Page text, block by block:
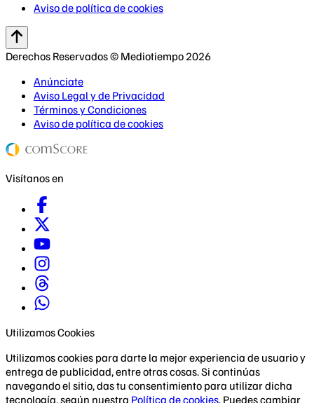
Aviso de política de cookies
Derechos Reservados © Mediotiempo 2026
Anúnciate
Aviso Legal y de Privacidad
Términos y Condiciones
Aviso de política de cookies
Visítanos en
Utilizamos Cookies
Utilizamos cookies para darte la mejor experiencia de usuario y
entrega de publicidad, entre otras cosas. Si continúas
navegando el sitio, das tu consentimiento para utilizar dicha
tecnología, según nuestra Política de cookies. Puedes cambiar